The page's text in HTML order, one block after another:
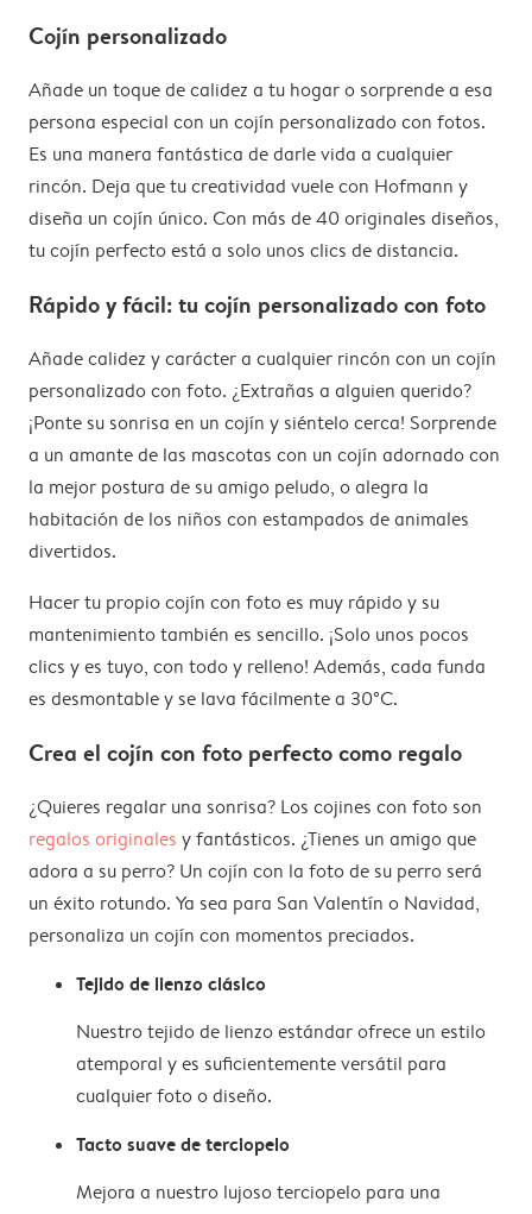
Cojín personalizado
Añade un toque de calidez a tu hogar o sorprende a esa
persona especial con un cojín personalizado con fotos.
Es una manera fantástica de darle vida a cualquier
rincón. Deja que tu creatividad vuele con Hofmann y
diseña un cojín único. Con más de 40 originales diseños,
tu cojín perfecto está a solo unos clics de distancia.
Rápido y fácil: tu cojín personalizado con foto
Añade calidez y carácter a cualquier rincón con un cojín
personalizado con foto. ¿Extrañas a alguien querido?
¡Ponte su sonrisa en un cojín y siéntelo cerca! Sorprende
a un amante de las mascotas con un cojín adornado con
la mejor postura de su amigo peludo, o alegra la
habitación de los niños con estampados de animales
divertidos.
Hacer tu propio cojín con foto es muy rápido y su
mantenimiento también es sencillo. ¡Solo unos pocos
clics y es tuyo, con todo y relleno! Además, cada funda
es desmontable y se lava fácilmente a 30°C.
Crea el cojín con foto perfecto como regalo
¿Quieres regalar una sonrisa? Los cojines con foto son
regalos originales y fantásticos. ¿Tienes un amigo que
adora a su perro? Un cojín con la foto de su perro será
un éxito rotundo. Ya sea para San Valentín o Navidad,
personaliza un cojín con momentos preciados.
Tejido de lienzo clásico
Nuestro tejido de lienzo estándar ofrece un estilo
atemporal y es suficientemente versátil para
cualquier foto o diseño.
Tacto suave de terciopelo
Mejora a nuestro lujoso terciopelo para una